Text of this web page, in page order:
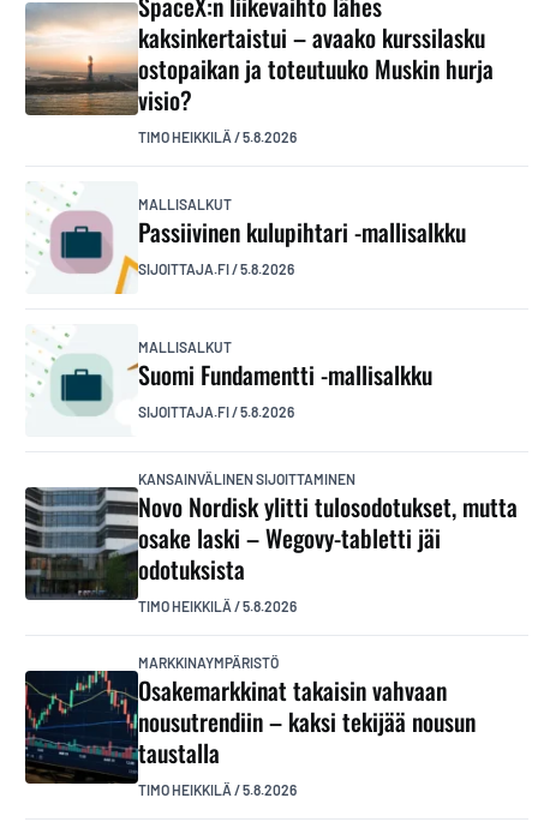
kaksinkertaistui – avaako kurssilasku
ostopaikan ja toteutuuko Muskin hurja
visio?
TIMO HEIKKILÄ /5.8.2026
MALLISALKUT
Passiivinen kulupihtari -mallisalkku
SIJOITTAJA.FI/5.8.2026
MALLISALKUT
Suomi Fundamentti -mallisalkku
SIJOITTAJA.FI/5.8.2026
KANSAINVÄLINEN SIJOITTAMINEN
Novo Nordisk ylitti tulosodotukset, mutta
osake laski – Wegovy-tabletti jäi
odotuksista
TIMO HEIKKILÄ /5.8.2026
MARKKINAYMPÄRISTÖ
Osakemarkkinat takaisin vahvaan
nousutrendiin – kaksi tekijää nousun
taustalla
TIMO HEIKKILÄ /5.8.2026